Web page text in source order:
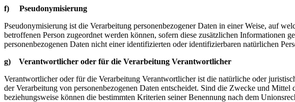
f) Pseudonymisierung
Pseudonymisierung ist die Verarbeitung personenbezogener Daten in einer Weise, auf
betroffenen Person zugeordnet werden können, sofern diese zusätzlichen Informationen
personenbezogenen Daten nicht einer identifizierten oder identifizierbaren natürlichen
g) Verantwortlicher oder für die Verarbeitung Verantwortlicher
Verantwortlicher oder für die Verarbeitung Verantwortlicher ist die natürliche oder
der Verarbeitung von personenbezogenen Daten entscheidet. Sind die Zwecke und
beziehungsweise können die bestimmten Kriterien seiner Benennung nach dem